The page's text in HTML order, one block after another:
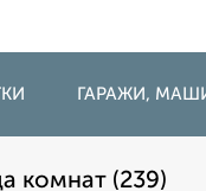
ГАРАЖИ,
комнат (239)